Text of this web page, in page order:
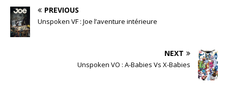
PREVIOUS
Unspoken VF : Joe l’aventure intérieure
NEXT
Unspoken VO : A-Babies Vs X-Babies